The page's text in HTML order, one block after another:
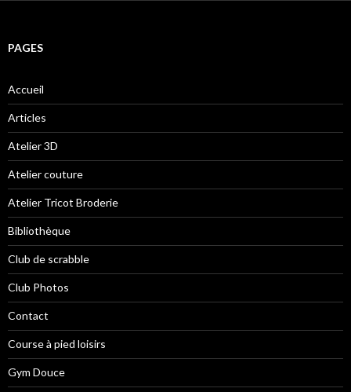
PAGES
Accueil
Articles
Atelier 3D
Atelier couture
Atelier Tricot Broderie
Bibliothèque
Club de scrabble
Club Photos
Contact
Course à pied loisirs
Gym Douce